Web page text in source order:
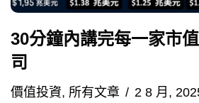
30分鐘內講完每一家市
司
價值投資, 所有文章 2 8 月,